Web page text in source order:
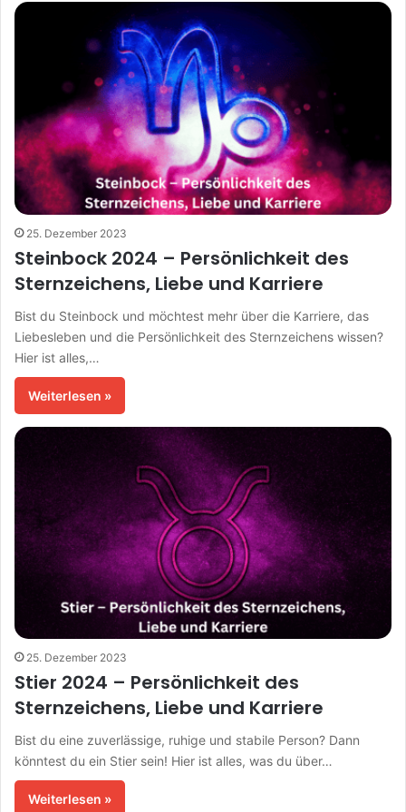
Lassen Sie sich von den Einflüssen der Sterne inspirieren
und nutzen Sie sie, um Ihr Leben bewusster und erfüllter
25. Dezember 2023
Steinbock 2024 – Persönlichkeit des
Sternzeichens, Liebe und Karriere
Bist du Steinbock und möchtest mehr über die Karriere, das
Liebesleben und die Persönlichkeit des Sternzeichens wissen?
Hier ist alles,…
Weiterlesen »
25. Dezember 2023
Stier 2024 – Persönlichkeit des
Sternzeichens, Liebe und Karriere
Bist du eine zuverlässige, ruhige und stabile Person? Dann
könntest du ein Stier sein! Hier ist alles, was du über…
Weiterlesen »